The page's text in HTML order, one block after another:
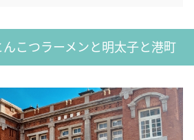
こつラーメンと明太子と港町